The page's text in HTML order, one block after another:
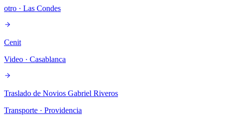
otro · Las Condes
Cenit
Video · Casablanca
Traslado de Novios Gabriel Riveros
Transporte · Providencia